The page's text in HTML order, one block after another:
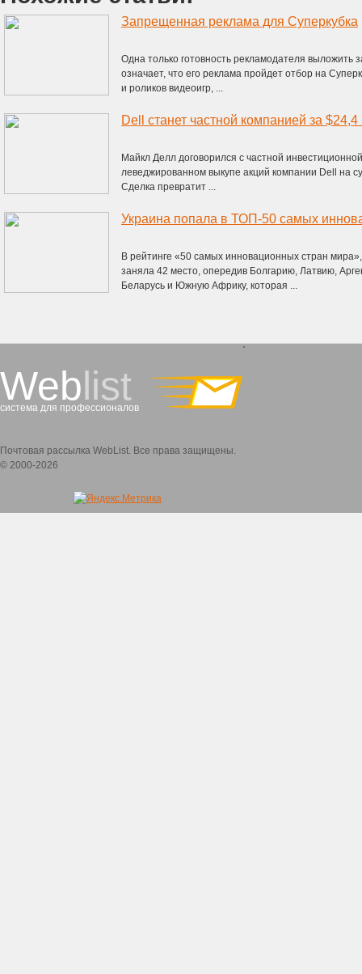
Запрещенная реклама для Суперкубка
Одна только готовность рекламодателя выложить
означает, что его реклама пройдет отбор на
и роликов видеоигр, ...
Dell станет частной компанией за
Майкл Делл договорился с частной
леведжированном выкупе акций компании Dell на
Сделка превратит ...
Украина попала в ТОП-50 самых
В рейтинге «50 самых инновационных стран
заняла 42 место, опередив Болгарию, Латвию,
Беларусь и Южную Африку, которая ...
Weblist
система для профессионалов
`
Почтовая рассылка WebList. Все права защищены.
© 2000-2026